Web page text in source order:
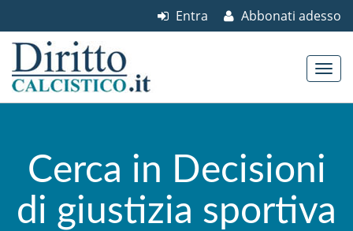
Abbonati adesso
Entra
Cerca in Decisioni
di giustizia sportiva